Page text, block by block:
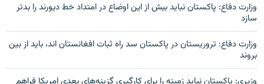
وزارت دفاع: پاکستان نباید بیش از این اوضاع در امتداد خط دیورند را بدتر
سازد
وزارت دفاع: تروریستان در پاکستان سد راه ثبات افغانستان اند، باید از بین
بروند